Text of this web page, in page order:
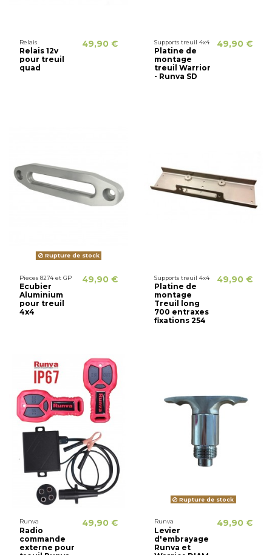
Relais
Relais 12v
pour treuil
quad
49,90 € Supports treuil 4x4
Platine de
montage
treuil Warrior
- Runva SD
49,90 €
Rupture de stock
Pieces 8274 et GP
Ecubier
Aluminium
pour treuil
4x4
49,90 € Supports treuil 4x4
Platine de
montage
Treuil long
700 entraxes
fixations 254
49,90 €
Runva
Radio
commande
externe pour
49,90 €
Rupture de stock
Runva
Levier
d'embrayage
Runva et
49,90 €